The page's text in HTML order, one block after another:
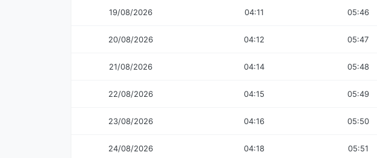
19/08/2026 04:11 05:46
20/08/2026 04:12 05:47
21/08/2026 04:14 05:48
22/08/2026 04:15 05:49
23/08/2026 04:16 05:50
24/08/2026 04:18 05:51